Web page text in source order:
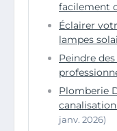
facilement
Éclairer
lampes
Peindre
Plomberie
janv. 2026)